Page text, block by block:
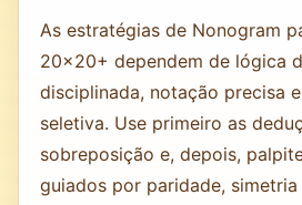
As estratégias de Nonogram
20x20+ dependem de lógica
disciplinada, notação precisa
seletiva. Use primeiro as
sobreposição e, depois,
guiados por paridade,